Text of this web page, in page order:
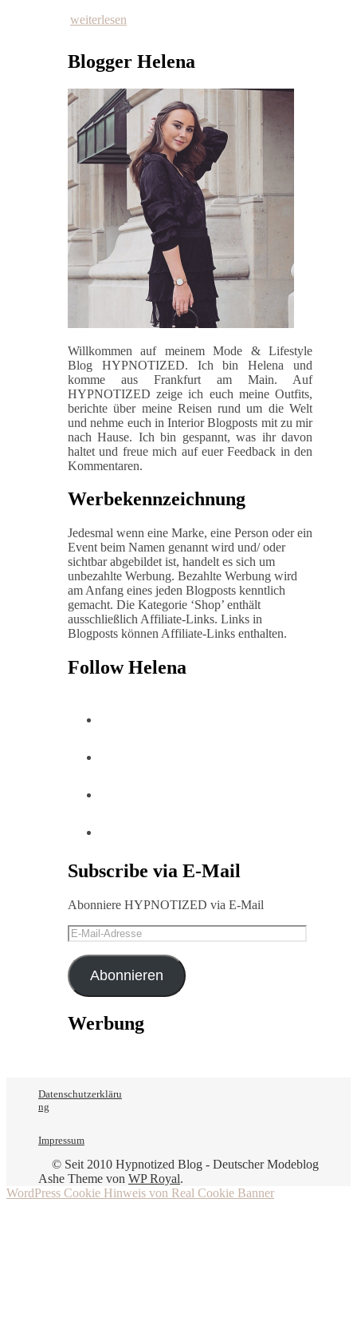
weiterlesen
Blogger Helena
Willkommen auf meinem Mode & Lifestyle
Blog HYPNOTIZED. Ich bin Helena und
komme aus Frankfurt am Main. Auf
HYPNOTIZED zeige ich euch meine Outfits,
berichte über meine Reisen rund um die Welt
und nehme euch in Interior Blogposts mit zu mir
nach Hause. Ich bin gespannt, was ihr davon
haltet und freue mich auf euer Feedback in den
Kommentaren.
Werbekennzeichnung
Jedesmal wenn eine Marke, eine Person oder ein
Event beim Namen genannt wird und/ oder
sichtbar abgebildet ist, handelt es sich um
unbezahlte Werbung. Bezahlte Werbung wird
am Anfang eines jeden Blogposts kenntlich
gemacht. Die Kategorie ‘Shop’ enthält
ausschließlich Affiliate-Links. Links in
Blogposts können Affiliate-Links enthalten.
Follow Helena
Subscribe via E-Mail
Abonniere HYPNOTIZED via E-Mail
E-
Mail-
Adresse
Abonnieren
Werbung
Datenschutzerkläru
ng
Impressum
© Seit 2010 Hypnotized Blog - Deutscher Modeblog
Ashe Theme von WP Royal.
WordPress Cookie Hinweis von Real Cookie Banner